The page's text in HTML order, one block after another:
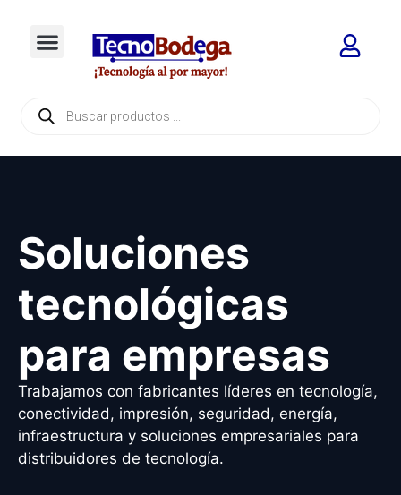
Soluciones
tecnológicas
para empresas
Trabajamos con fabricantes líderes en tecnología,
conectividad, impresión, seguridad, energía,
infraestructura y soluciones empresariales para
distribuidores de tecnología.